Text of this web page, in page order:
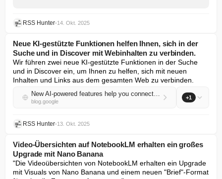
RSS Hunter•14. Okt. 2025
Neue KI-gestützte Funktionen helfen Ihnen, sich in der
Suche und in Discover mit Webinhalten zu verbinden.
Wir führen zwei neue KI-gestützte Funktionen in der Suche
und in Discover ein, um Ihnen zu helfen, sich mit neuen
Inhalten und Links aus dem gesamten Web zu verbinden.
New AI-powered features help you connect with web content in Search and Discover.
blog.google
+1
RSS Hunter•13. Okt. 2025
Video-Übersichten auf NotebookLM erhalten ein großes
Upgrade mit Nano Banana
"Die Videoübersichten von NotebookLM erhalten ein Upgrade
mit Visuals von Nano Banana und einem neuen "Brief"-Format